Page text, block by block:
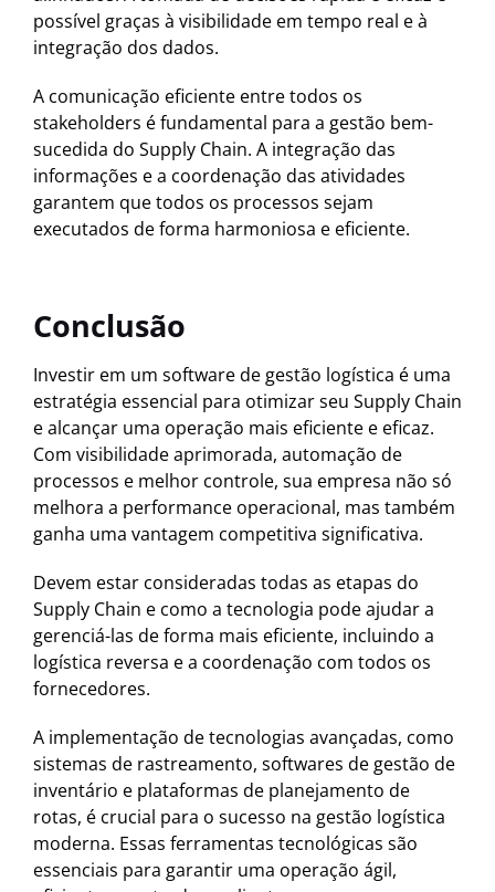
possível graças à visibilidade em tempo real e à
integração dos dados.
A comunicação eficiente entre todos os
stakeholders é fundamental para a gestão bem-
sucedida do Supply Chain. A integração das
informações e a coordenação das atividades
garantem que todos os processos sejam
executados de forma harmoniosa e eficiente.
Conclusão
Investir em um software de gestão logística é uma
estratégia essencial para otimizar seu Supply Chain
e alcançar uma operação mais eficiente e eficaz.
Com visibilidade aprimorada, automação de
processos e melhor controle, sua empresa não só
melhora a performance operacional, mas também
ganha uma vantagem competitiva significativa.
Devem estar consideradas todas as etapas do
Supply Chain e como a tecnologia pode ajudar a
gerenciá-las de forma mais eficiente, incluindo a
logística reversa e a coordenação com todos os
fornecedores.
A implementação de tecnologias avançadas, como
sistemas de rastreamento, softwares de gestão de
inventário e plataformas de planejamento de
rotas, é crucial para o sucesso na gestão logística
moderna. Essas ferramentas tecnológicas são
essenciais para garantir uma operação ágil,